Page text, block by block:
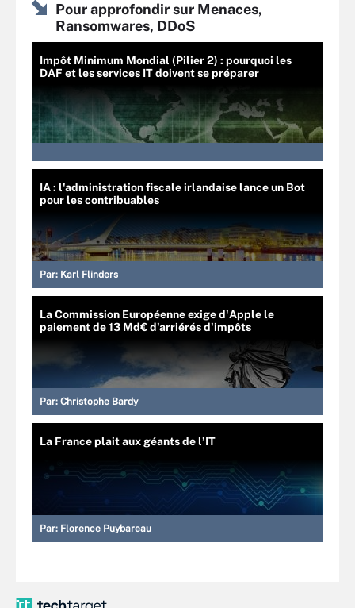
Pour approfondir sur Menaces,
Ransomwares, DDoS
Impôt Minimum Mondial (Pilier 2) : pourquoi les
DAF et les services IT doivent se préparer
IA : l'administration fiscale irlandaise lance un Bot
pour les contribuables
Par: Karl Flinders
La Commission Européenne exige d'Apple le
paiement de 13 Md€ d'arriérés d'impôts
Par: Christophe Bardy
La France plait aux géants de l’IT
Par: Florence Puybareau